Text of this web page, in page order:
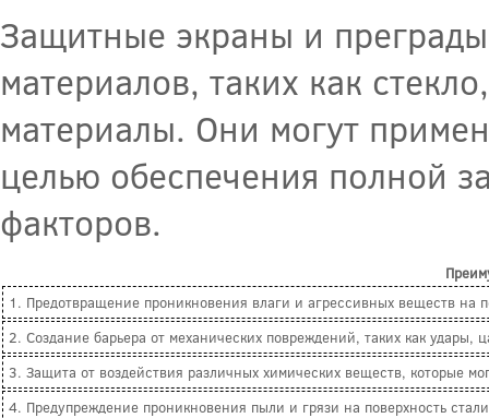
Защитные экраны и
материалов, таких как
материалы. Они могут
целью обеспечения полной
факторов.
1. Предотвращение проникновения влаги и агрессивных веществ на
2. Создание барьера от механических повреждений, таких как
3. Защита от воздействия различных химических веществ, которые
4. Предупреждение проникновения пыли и грязи на поверхность